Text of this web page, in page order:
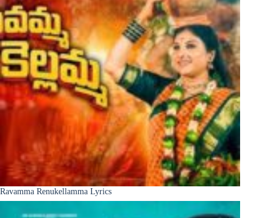
Ravamma Renukellamma Lyrics